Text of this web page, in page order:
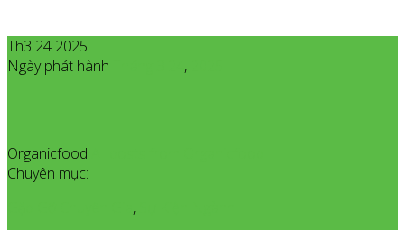
Th3 24 2025
Ngày phát hành
,
Organicfood
Chuyên mục:
,